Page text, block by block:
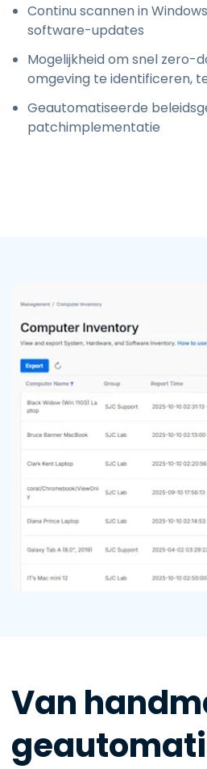
Continu scannen in
software-updates
Mogelijkheid om snel zero-
omgeving te identificeren,
Geautomatiseerde
patchimplementatie
Van